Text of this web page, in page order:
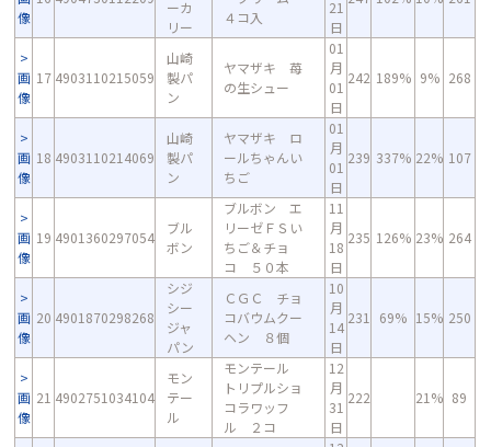
像
ーカ
リー
４コ入
21
日
画
像
17 4903110215059
山崎
製パ
ン
ヤマザキ 苺
の生シュー
01
月
01
日
242 189% 9% 268
画
像
18 4903110214069
山崎
製パ
ン
ヤマザキ ロ
ールちゃんい
ちご
01
月
01
日
239 337% 22% 107
画
像
19 4901360297054
ブル
ボン
ブルボン エ
リーゼＦＳい
ちご＆チョ
コ ５０本
11
月
18
日
235 126% 23% 264
画
像
20 4901870298268
シジ
シー
ジャ
パン
ＣＧＣ チョ
コバウムクー
ヘン ８個
10
月
14
日
231 69% 15% 250
画
像
21 4902751034104
モン
テー
ル
モンテール
トリプルショ
コラワッフ
ル ２コ
12
月
31
日
222 21% 89